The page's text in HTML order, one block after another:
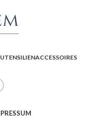
ACCESSOIRES